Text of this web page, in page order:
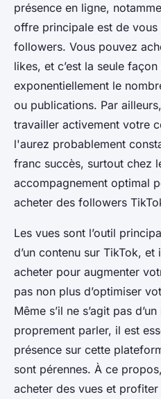
présence en ligne,
offre principale est de
followers. Vous pouvez
likes, et c’est la seule
exponentiellement le
ou publications. Par
travailler activement votre
l'aurez probablement
franc succès, surtout chez
accompagnement optimal
acheter des followers
Les vues sont l’outil
d’un contenu sur TikTok,
acheter pour augmenter
pas non plus d’optimiser
Même s’il ne s’agit pas
proprement parler, il est
présence sur cette
sont pérennes. À ce
acheter des vues et